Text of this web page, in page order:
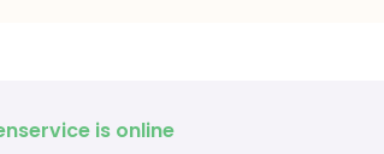
is online